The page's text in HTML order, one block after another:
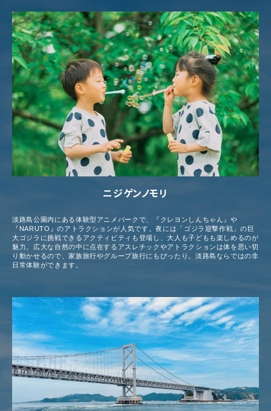
ニジゲンノモリ
淡路島公園内にある体験型アニメパークで、『クレヨンしんちゃん』や
『NARUTO』のアトラクションが人気です。夜には「ゴジラ迎撃作戦」の巨
大ゴジラに挑戦できるアクティビティも登場し、大人も子どもも楽しめるのが
魅力。広大な自然の中に点在するアスレチックやアトラクションは体を思い切
り動かせるので、家族旅行やグループ旅行にもぴったり。淡路島ならではの非
日常体験ができます。